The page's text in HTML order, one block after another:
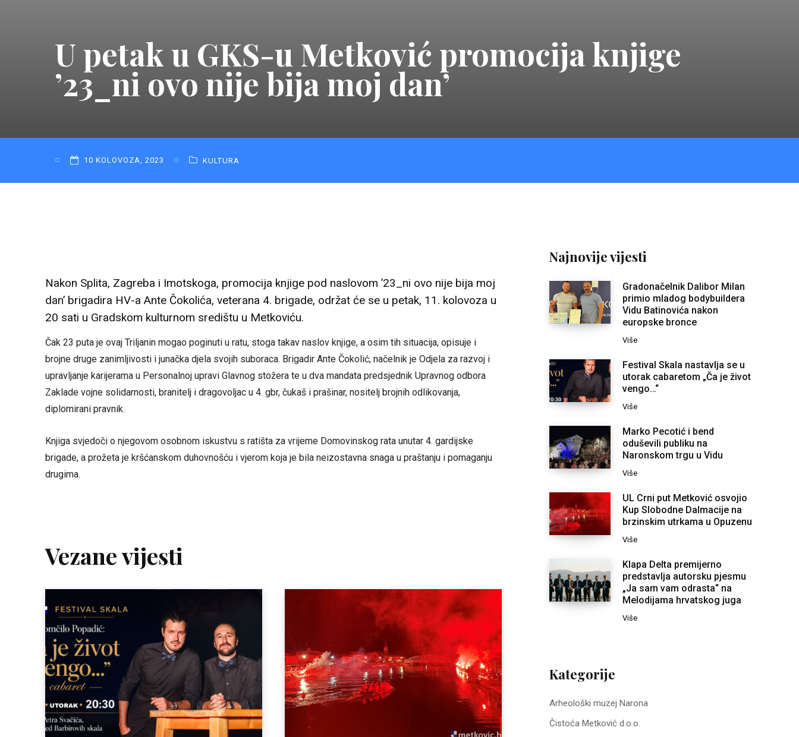
U petak u GKS-u Metković promocija knjige
’23_ni ovo nije bija moj dan’
10 KOLOVOZA, 2023 KULTURA
Nakon Splita, Zagreba i Imotskoga, promocija knjige pod naslovom ’23_ni ovo nije bija moj
dan’ brigadira HV-a Ante Čokolića, veterana 4. brigade, održat će se u petak, 11. kolovoza u
20 sati u Gradskom kulturnom središtu u Metkoviću.
Čak 23 puta je ovaj Triljanin mogao poginuti u ratu, stoga takav naslov knjige, a osim tih situacija, opisuje i
brojne druge zanimljivosti i junačka djela svojih suboraca. Brigadir Ante Čokolić, načelnik je Odjela za razvoj i
upravljanje karijerama u Personalnoj upravi Glavnog stožera te u dva mandata predsjednik Upravnog odbora
Zaklade vojne solidarnosti, branitelj i dragovoljac u 4. gbr, čukaš i prašinar, nositelj brojnih odlikovanja,
diplomirani pravnik.
Knjiga svjedoči o njegovom osobnom iskustvu s ratišta za vrijeme Domovinskog rata unutar 4. gardijske
brigade, a prožeta je kršćanskom duhovnošću i vjerom koja je bila neizostavna snaga u praštanju i pomaganju
drugima.
Vezane vijesti
Najnovije vijesti
Gradonačelnik Dalibor Milan
primio mladog bodybuildera
Vidu Batinovića nakon
europske bronce
Više
Festival Skala nastavlja se u
utorak cabaretom „Ča je život
vengo…“
Više
Marko Pecotić i bend
oduševili publiku na
Naronskom trgu u Vidu
Više
UL Crni put Metković osvojio
Kup Slobodne Dalmacije na
brzinskim utrkama u Opuzenu
Više
Klapa Delta premijerno
predstavlja autorsku pjesmu
„Ja sam vam odrasta“ na
Melodijama hrvatskog juga
Više
Kategorije
Arheološki muzej Narona
Čistoća Metković d.o.o.